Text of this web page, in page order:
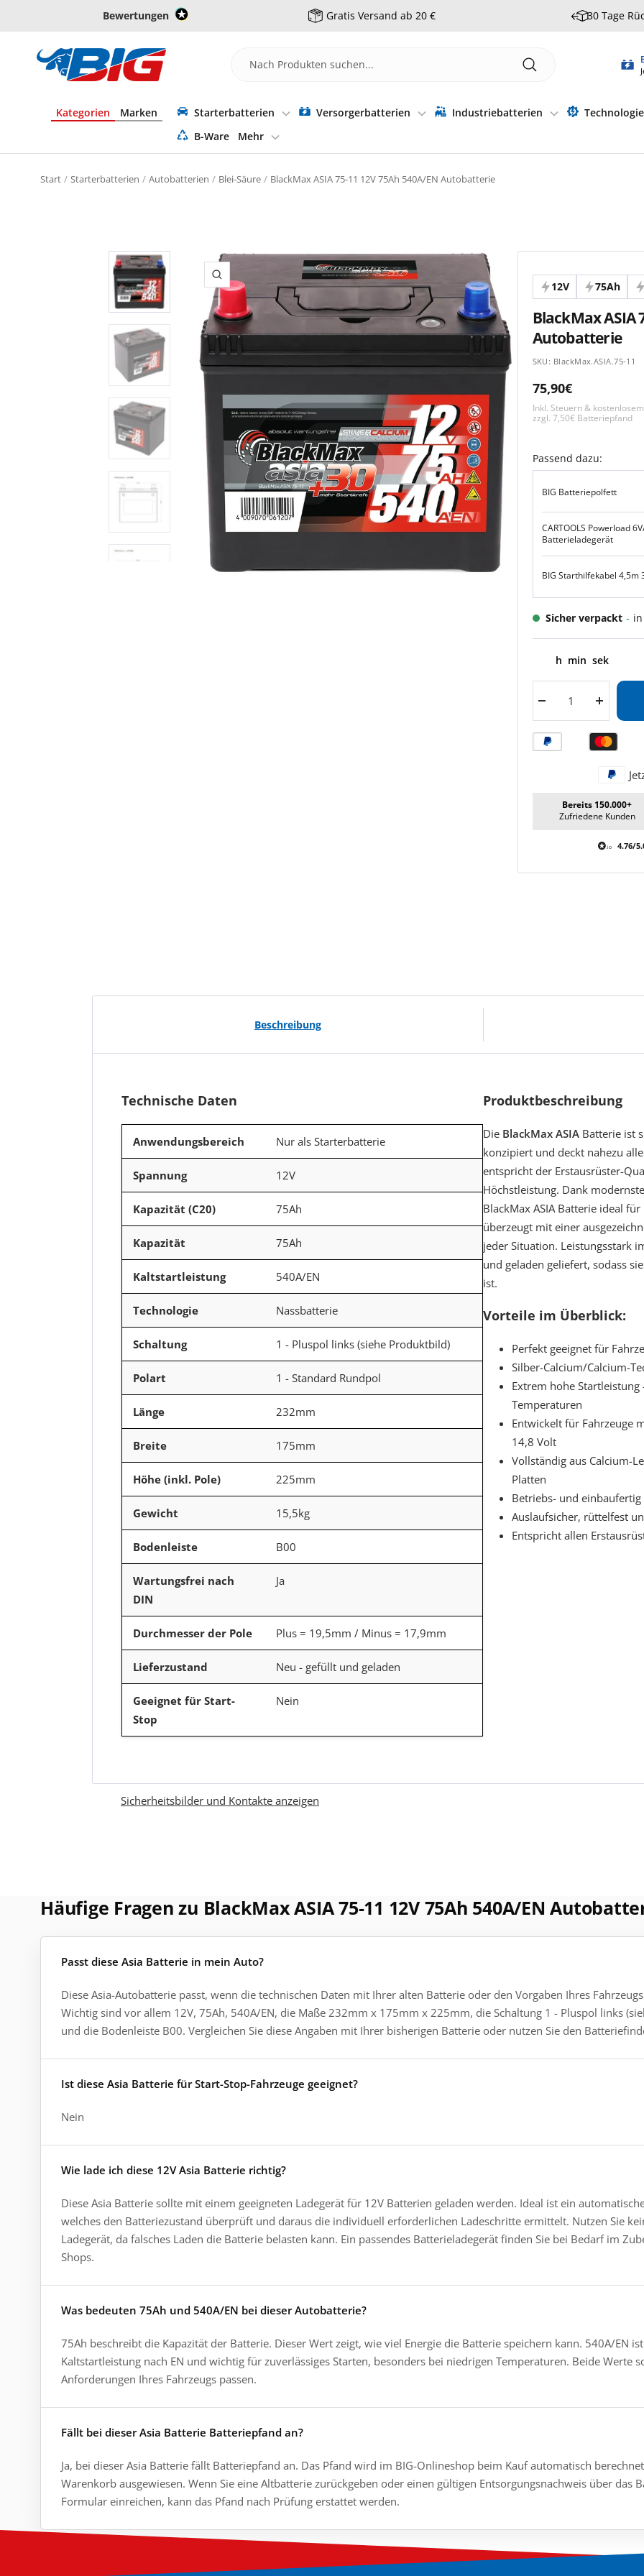
Bewertungen Gratis Versand ab 20 € 30 Tage
Batterie-
Industrie-
Kategorien Marken Starterbatterien Versorgerbatterien Industriebatterien
B-Ware
Mehr
Start Starterbatterien Autobatterien Blei-Säure BlackMax ASIA 75-11 12V 75Ah 540A/EN Autobatterie
Zoom 12V 75Ah
BlackMax ASIA
Autobatterie
SKU: BlackMax.ASIA.75-11
Angebotspreis
75,90€
Inkl. Steuern &
zzgl. 7,50€ Batteriepfand
Passend dazu:
BIG Batteriepolfett
CARTOOLS Powerload
Batterieladegerät
BIG Starthilfekabel 4,5m
Sicher verpackt -
h min sek
Menge
Menge
Bereits 150.000+
Zufriedene Kunden
4.76/
Beschreibung
Technische Daten
Anwendungsbereich Nur als Starterbatterie
Spannung 12V
Kapazität (C20) 75Ah
Kapazität 75Ah
Kaltstartleistung 540A/EN
Technologie Nassbatterie
Schaltung 1 - Pluspol links (siehe Produktbild)
Polart 1 - Standard Rundpol
Länge 232mm
Breite 175mm
Höhe (inkl. Pole) 225mm
Gewicht 15,5kg
Bodenleiste B00
Wartungsfrei nach
DIN
Ja
Durchmesser der Pole Plus = 19,5mm / Minus = 17,9mm
Lieferzustand Neu - gefüllt und geladen
Geeignet für Start-
Stop
Nein
Produktbeschreibung
Die BlackMax ASIA Batterie ist
konzipiert und deckt nahezu
entspricht der Erstausrüster-
Höchstleistung. Dank
BlackMax ASIA Batterie ideal
überzeugt mit einer
jeder Situation. Leistungsstark
und geladen geliefert, sodass
ist.
Vorteile im Überblick:
Perfekt geeignet für
Silber-Calcium/Calcium-
Extrem hohe
Temperaturen
Entwickelt für Fahrzeuge
14,8 Volt
Vollständig aus Calcium-
Platten
Betriebs- und
Auslaufsicher, rüttelfest
Entspricht allen
Sicherheitsbilder und Kontakte anzeigen
Häufige Fragen zu BlackMax ASIA 75-11 12V 75Ah 540A/EN
Passt diese Asia Batterie in mein Auto?
Diese Asia-Autobatterie passt, wenn die technischen Daten mit Ihrer alten Batterie oder den Vorgaben Ihres
Wichtig sind vor allem 12V, 75Ah, 540A/EN, die Maße 232mm x 175mm x 225mm, die Schaltung 1 - Pluspol links
und die Bodenleiste B00. Vergleichen Sie diese Angaben mit Ihrer bisherigen Batterie oder nutzen Sie den
Ist diese Asia Batterie für Start-Stop-Fahrzeuge geeignet?
Nein
Wie lade ich diese 12V Asia Batterie richtig?
Diese Asia Batterie sollte mit einem geeigneten Ladegerät für 12V Batterien geladen werden. Ideal ist ein
welches den Batteriezustand überprüft und daraus die individuell erforderlichen Ladeschritte ermittelt. Nutzen Sie
Ladegerät, da falsches Laden die Batterie belasten kann. Ein passendes Batterieladegerät finden Sie bei Bedarf im
Shops.
Was bedeuten 75Ah und 540A/EN bei dieser Autobatterie?
75Ah beschreibt die Kapazität der Batterie. Dieser Wert zeigt, wie viel Energie die Batterie speichern kann. 540A/EN
Kaltstartleistung nach EN und wichtig für zuverlässiges Starten, besonders bei niedrigen Temperaturen. Beide Werte
Anforderungen Ihres Fahrzeugs passen.
Fällt bei dieser Asia Batterie Batteriepfand an?
Ja, bei dieser Asia Batterie fällt Batteriepfand an. Das Pfand wird im BIG-Onlineshop beim Kauf automatisch
Warenkorb ausgewiesen. Wenn Sie eine Altbatterie zurückgeben oder einen gültigen Entsorgungsnachweis über das
Formular einreichen, kann das Pfand nach Prüfung erstattet werden.